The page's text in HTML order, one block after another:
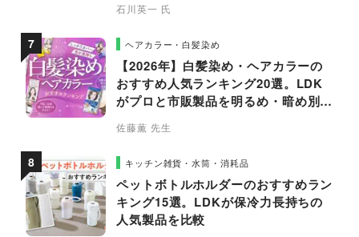
石川英一 氏
ヘアカラー・白髪染め
【2026年】白髪染め・ヘアカラーの
おすすめ人気ランキング20選。LDK
がプロと市販製品を明るめ・暗め別に
佐藤薫 先生
キッチン雑貨・水筒・消耗品
ペットボトルホルダーのおすすめラン
キング15選。LDKが保冷力長持ちの
人気製品を比較